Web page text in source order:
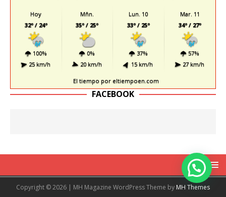
Hoy
32º / 24º
100%
25 km/h
Mñn.
35º / 25º
0%
20 km/h
Lun. 10
33º / 25º
37%
15 km/h
Mar. 11
34º / 27º
57%
27 km/h
El tiempo por eltiempoen.com
FACEBOOK
Copyright © 2026 | MH Magazine WordPress Theme by MH Themes